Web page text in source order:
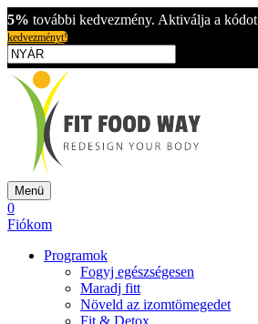
5% további kedvezmény. Aktiválja a kódot
kedvezményt!
Menü
0
Fiókom
Programok
Fogyj egészségesen
Maradj fitt
Növeld az izomtömegedet
Fit & Detox